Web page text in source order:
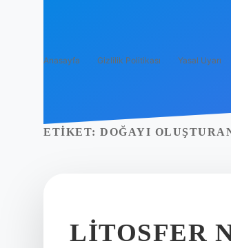
Anasayfa Gizlilik Politikası Yasal Uyarı
ETIKET: DOĞAYI
LITOSFER